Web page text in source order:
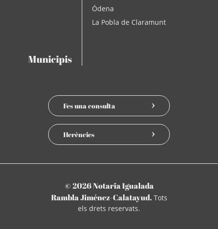
Municipis
Ódena
La Pobla de Claramunt
Fes una consulta
Herències
© 2026 Notaria Igualada
Rambla Jiménez-Calatayud.Tots
els drets reservats.